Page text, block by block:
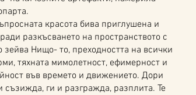
красота бива приглушена и
разкъсването на пространството с
зейва Нищо- то, преходността на всички
тяхната мимолетност, ефимерност и
във времето и движението. Дори
съзижда, ги и разгражда, разплита. Те